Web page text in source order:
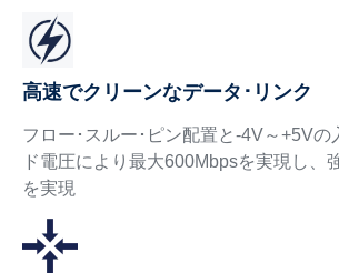
高速でクリーンなデータ･リンク
フロー･スルー･ピン配置と-4V～+5Vの
ド電圧により最大600Mbpsを実現し、
を実現